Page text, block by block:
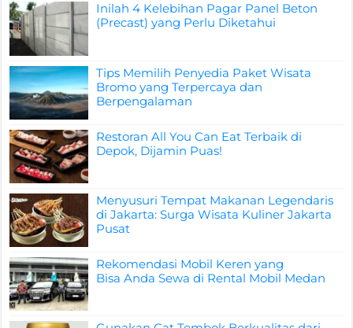
Inilah 4 Kelebihan Pagar Panel Beton
(Precast) yang Perlu Diketahui
Tips Memilih Penyedia Paket Wisata
Bromo yang Terpercaya dan
Berpengalaman
Restoran All You Can Eat Terbaik di
Depok, Dijamin Puas!
Menyusuri Tempat Makanan Legendaris
di Jakarta: Surga Wisata Kuliner Jakarta
Pusat
Rekomendasi Mobil Keren yang
Bisa Anda Sewa di Rental Mobil Medan